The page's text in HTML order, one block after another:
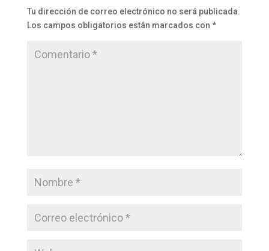
Tu dirección de correo electrónico no será publicada.
Los campos obligatorios están marcados con *